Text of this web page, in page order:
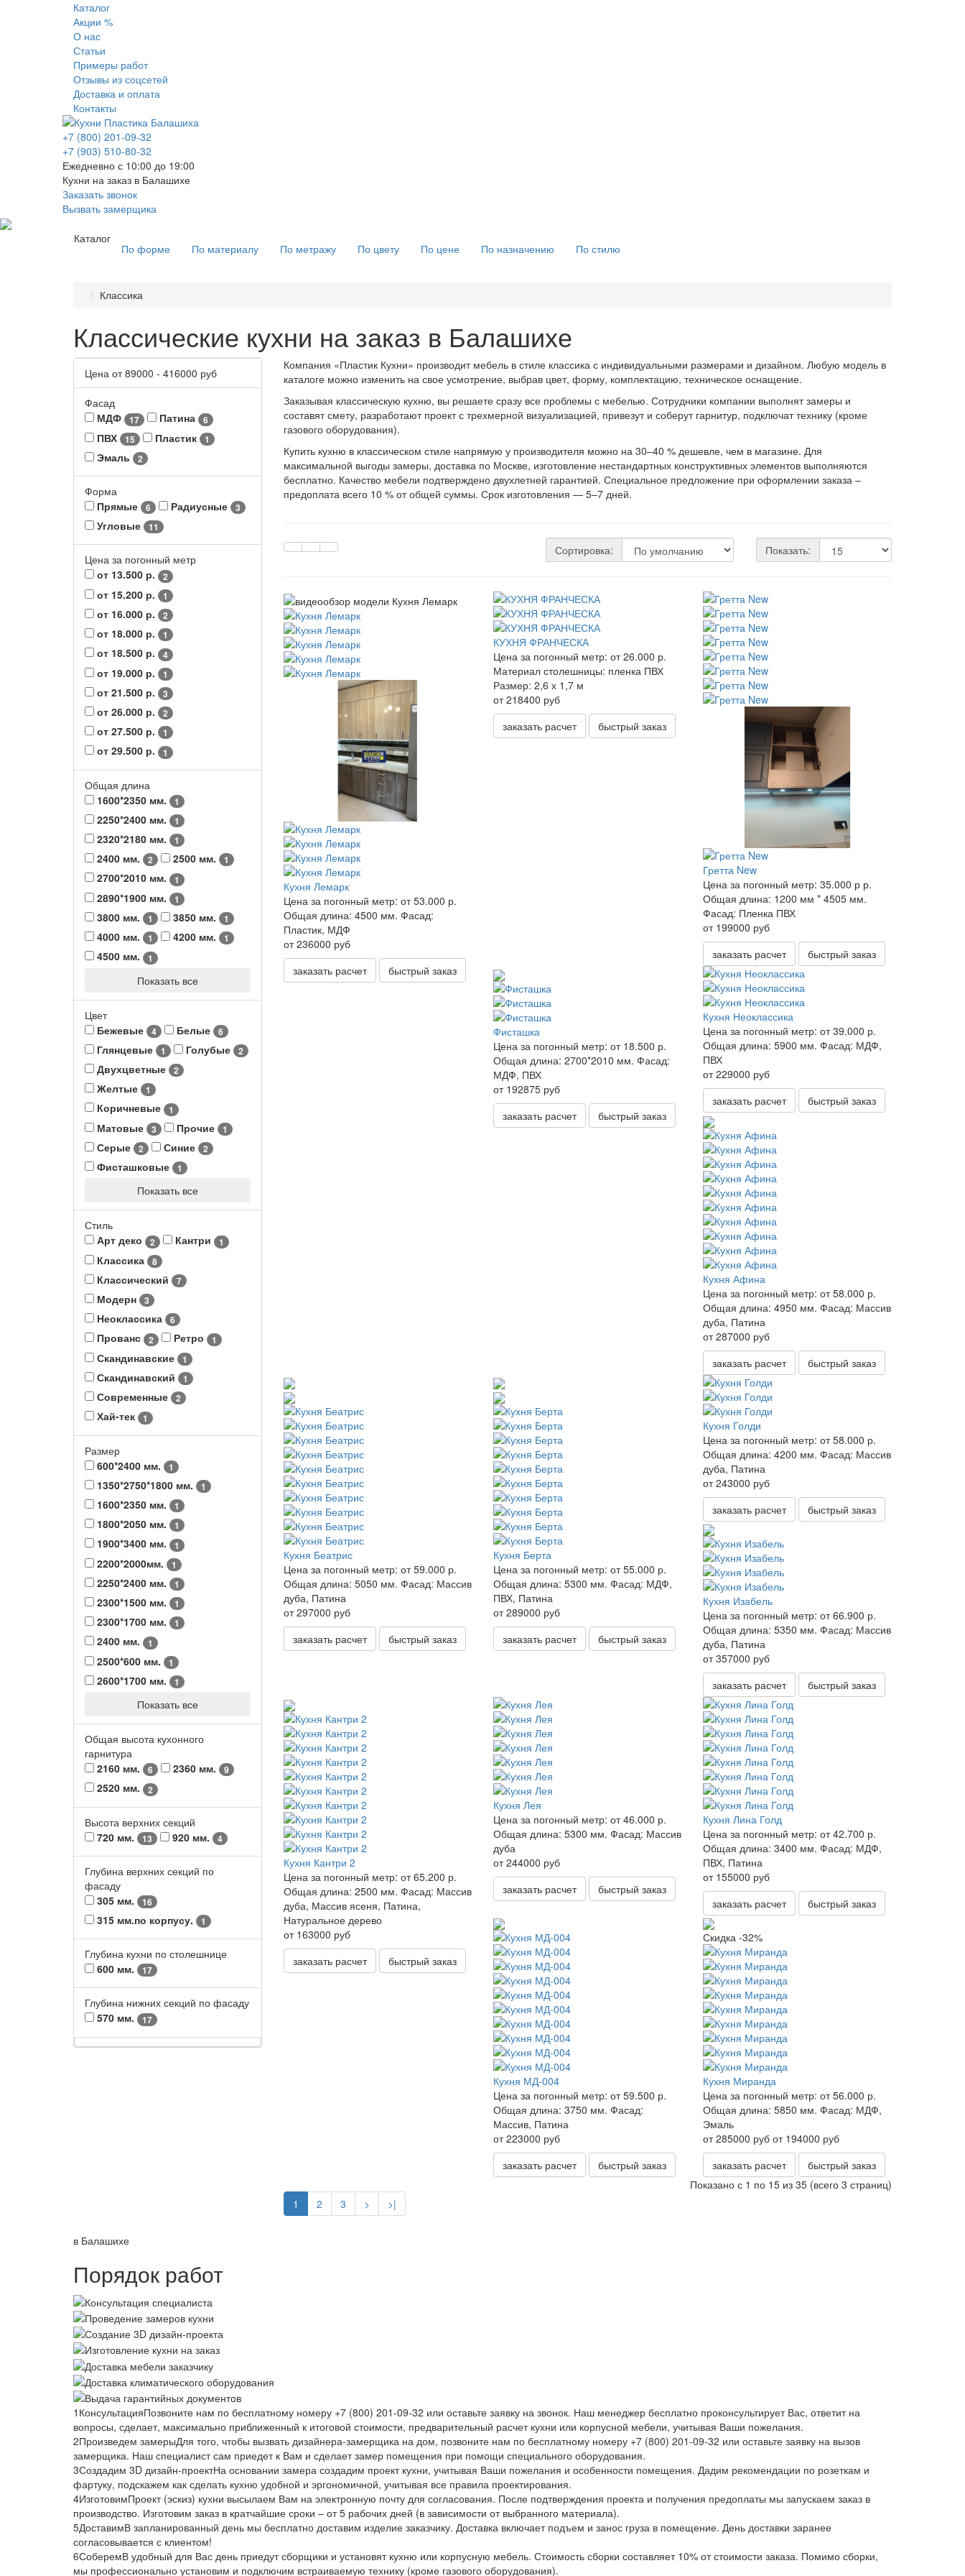
Каталог
Акции %
О нас
Статьи
Примеры работ
Отзывы из соцсетей
Доставка и оплата
Контакты
+7 (800) 201-09-32
+7 (903) 510-80-32
Ежедневно с 10:00 до 19:00
Кухни на заказ в Балашихе
Заказать звонок
Вызвать замерщика
Каталог
По форме По материалу По метражу По цвету По цене По назначению По стилю
Классика
Классические кухни на заказ в Балашихе
Цена от89000 - 416000 руб
Фасад
МДФ
17 Патина 6
ПВХ 15 Пластик 1
Эмаль 2
Форма
Прямые
6 Радиусные 3
Угловые 11
Цена за погонный метр
от 13.500 р.
2
от 15.200 р. 1
от 16.000 р. 2
от 18.000 р. 1
от 18.500 р. 4
от 19.000 р. 1
от 21.500 р. 3
от 26.000 р. 2
от 27.500 р. 1
от 29.500 р. 1
Общая длина
1600*2350 мм.
1
2250*2400 мм. 1
2320*2180 мм. 1
2400 мм. 2 2500 мм. 1
2700*2010 мм. 1
2890*1900 мм. 1
3800 мм. 1 3850 мм. 1
4000 мм. 1 4200 мм. 1
4500 мм. 1
Показать все
Цвет
Бежевые
4 Белые 6
Глянцевые 1 Голубые 2
Двухцветные 2
Желтые 1
Коричневые 1
Матовые 3 Прочие 1
Серые 2 Синие 2
Фисташковые 1
Показать все
Стиль
Арт деко
2 Кантри 1
Классика 8
Классический 7
Модерн 3
Неоклассика 6
Прованс 2 Ретро 1
Скандинавские 1
Скандинавский 1
Современные 2
Хай-тек 1
Размер
600*2400 мм.
1
1350*2750*1800 мм. 1
1600*2350 мм. 1
1800*2050 мм. 1
1900*3400 мм. 1
2200*2000мм. 1
2250*2400 мм. 1
2300*1500 мм. 1
2300*1700 мм. 1
2400 мм. 1
2500*600 мм. 1
2600*1700 мм. 1
Показать все
Общая высота кухонного
гарнитура
2160 мм.
6 2360 мм. 9
2520 мм. 2
Высота верхних секций
720 мм.
13 920 мм. 4
Глубина верхних секций по
фасаду
305 мм.
16
315 мм.по корпусу. 1
Глубина кухни по столешнице
600 мм.
17
Глубина нижних секций по фасаду
570 мм.
17
Компания «Пластик Кухни» производит мебель в стиле классика с индивидуальными размерами и дизайном. Любую модель в
каталоге можно изменить на свое усмотрение, выбрав цвет, форму, комплектацию, техническое оснащение.
Заказывая классическую кухню, вы решаете сразу все проблемы с мебелью. Сотрудники компании выполнят замеры и
составят смету, разработают проект с трехмерной визуализацией, привезут и соберут гарнитур, подключат технику (кроме
газового оборудования).
Купить кухню в классическом стиле напрямую у производителя можно на 30–40 % дешевле, чем в магазине. Для
максимальной выгоды замеры, доставка по Москве, изготовление нестандартных конструктивных элементов выполняются
бесплатно. Качество мебели подтверждено двухлетней гарантией. Специальное предложение при оформлении заказа –
предоплата всего 10 % от общей суммы. Срок изготовления — 5–7 дней.
Сортировка: Показать:
Кухня Лемарк
Цена за погонный метр: от 53.000 р.
Общая длина: 4500 мм. Фасад:
Пластик, МДФ
от 236000 руб
заказать расчет
быстрый заказ
КУХНЯ ФРАНЧЕСКА
Цена за погонный метр: от 26.000 р.
Материал столешницы: пленка ПВХ
Размер: 2,6 х 1,7 м
от 218400 руб
заказать расчет
быстрый заказ
Гретта New
Цена за погонный метр: 35.000 р р.
Общая длина: 1200 мм * 4505 мм.
Фасад: Пленка ПВХ
от 199000 руб
заказать расчет
быстрый заказ
Фисташка
Цена за погонный метр: от 18.500 р.
Общая длина: 2700*2010 мм. Фасад:
МДФ, ПВХ
от 192875 руб
заказать расчет
быстрый заказ
Кухня Неоклассика
Цена за погонный метр: от 39.000 р.
Общая длина: 5900 мм. Фасад: МДФ,
ПВХ
от 229000 руб
заказать расчет
быстрый заказ
Кухня Афина
Цена за погонный метр: от 58.000 р.
Общая длина: 4950 мм. Фасад: Массив
дуба, Патина
от 287000 руб
заказать расчет
быстрый заказ
Кухня Беатрис
Цена за погонный метр: от 59.000 р.
Общая длина: 5050 мм. Фасад: Массив
дуба, Патина
от 297000 руб
заказать расчет
быстрый заказ
Кухня Берта
Цена за погонный метр: от 55.000 р.
Общая длина: 5300 мм. Фасад: МДФ,
ПВХ, Патина
от 289000 руб
заказать расчет
быстрый заказ
Кухня Голди
Цена за погонный метр: от 58.000 р.
Общая длина: 4200 мм. Фасад: Массив
дуба, Патина
от 243000 руб
заказать расчет
быстрый заказ
Кухня Изабель
Цена за погонный метр: от 66.900 р.
Общая длина: 5350 мм. Фасад: Массив
дуба, Патина
от 357000 руб
заказать расчет
быстрый заказ
Кухня Кантри 2
Цена за погонный метр: от 65.200 р.
Общая длина: 2500 мм. Фасад: Массив
дуба, Массив ясеня, Патина,
Натуральное дерево
от 163000 руб
заказать расчет
быстрый заказ
Кухня Лея
Цена за погонный метр: от 46.000 р.
Общая длина: 5300 мм. Фасад: Массив
дуба
от 244000 руб
заказать расчет
быстрый заказ
Кухня Лина Голд
Цена за погонный метр: от 42.700 р.
Общая длина: 3400 мм. Фасад: МДФ,
ПВХ, Патина
от 155000 руб
заказать расчет
быстрый заказ
Кухня МД-004
Цена за погонный метр: от 59.500 р.
Общая длина: 3750 мм. Фасад:
Массив, Патина
от 223000 руб
заказать расчет
быстрый заказ
Скидка -32%
Кухня Миранда
Цена за погонный метр: от 56.000 р.
Общая длина: 5850 мм. Фасад: МДФ,
Эмаль
от 285000 руб от 194000 руб
заказать расчет
быстрый заказ
1 2 3 > >|
Показано с 1 по 15 из 35 (всего 3 страниц)
в Балашихе
Порядок работ
1 КонсультацияПозвоните нам по бесплатному номеру +7 (800) 201-09-32 или оставьте заявку на звонок. Наш менеджер бесплатно проконсультирует Вас, ответит на
вопросы, сделает, максимально приближенный к итоговой стоимости, предварительный расчет кухни или корпусной мебели, учитывая Ваши пожелания.
2Произведем замерыДля того, чтобы вызвать дизайнера-замерщика на дом, позвоните нам по бесплатному номеру +7 (800) 201-09-32 или оставьте заявку на вызов
замерщика. Наш специалист сам приедет к Вам и сделает замер помещения при помощи специального оборудования.
3Создадим 3D дизайн-проектНа основании замера создадим проект кухни, учитывая Ваши пожелания и особенности помещения. Дадим рекомендации по розеткам и
фартуку, подскажем как сделать кухню удобной и эргономичной, учитывая все правила проектирования.
4ИзготовимПроект (эскиз) кухни высылаем Вам на электронную почту для согласования. После подтверждения проекта и получения предоплаты мы запускаем заказ в
производство. Изготовим заказ в кратчайшие сроки – от 5 рабочих дней (в зависимости от выбранного материала).
5ДоставимВ запланированный день мы бесплатно доставим изделие заказчику. Доставка включает подъем и занос груза в помещение. День доставки заранее
согласовывается с клиентом!
6СоберемВ удобный для Вас день приедут сборщики и установят кухню или корпусную мебель. Стоимость сборки составляет 10% от стоимости заказа. Помимо сборки,
мы профессионально установим и подключим встраиваемую технику (кроме газового оборудования).